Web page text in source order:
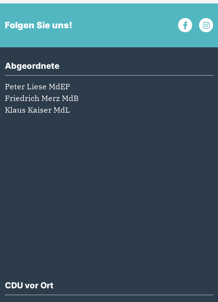
Folgen Sie uns!
Abgeordnete
Peter Liese MdEP
Friedrich Merz MdB
Klaus Kaiser MdL
CDU vor Ort